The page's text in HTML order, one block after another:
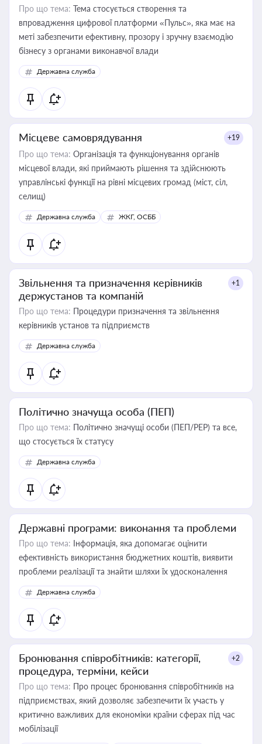
Про що тема: Тема стосується створення та
впровадження цифрової платформи «Пульс», яка має на
меті забезпечити ефективну, прозору і зручну взаємодію
бізнесу з органами виконавчої влади
Державна служба
Місцеве самоврядування +19
Про що тема: Організація та функціонування органів
місцевої влади, які приймають рішення та здійснюють
управлінські функції на рівні місцевих громад (міст, сіл,
селищ)
Державна служба ЖКГ, ОСББ
Звільнення та призначення керівників
держустанов та компаній
+1
Про що тема: Процедури призначення та звільнення
керівників установ та підприємств
Державна служба
Політично значуща особа (ПЕП)
Про що тема: Політично значущі особи (ПЕП/PEP) та все,
що стосується їх статусу
Державна служба
Державні програми: виконання та проблеми
Про що тема: Інформація, яка допомагає оцінити
ефективність використання бюджетних коштів, виявити
проблеми реалізації та знайти шляхи їх удосконалення
Державна служба
Бронювання співробітників: категорії,
процедура, терміни, кейси
+2
Про що тема: Про процес бронювання співробітників на
підприємствах, який дозволяє забезпечити їх участь у
критично важливих для економіки країни сферах під час
мобілізації